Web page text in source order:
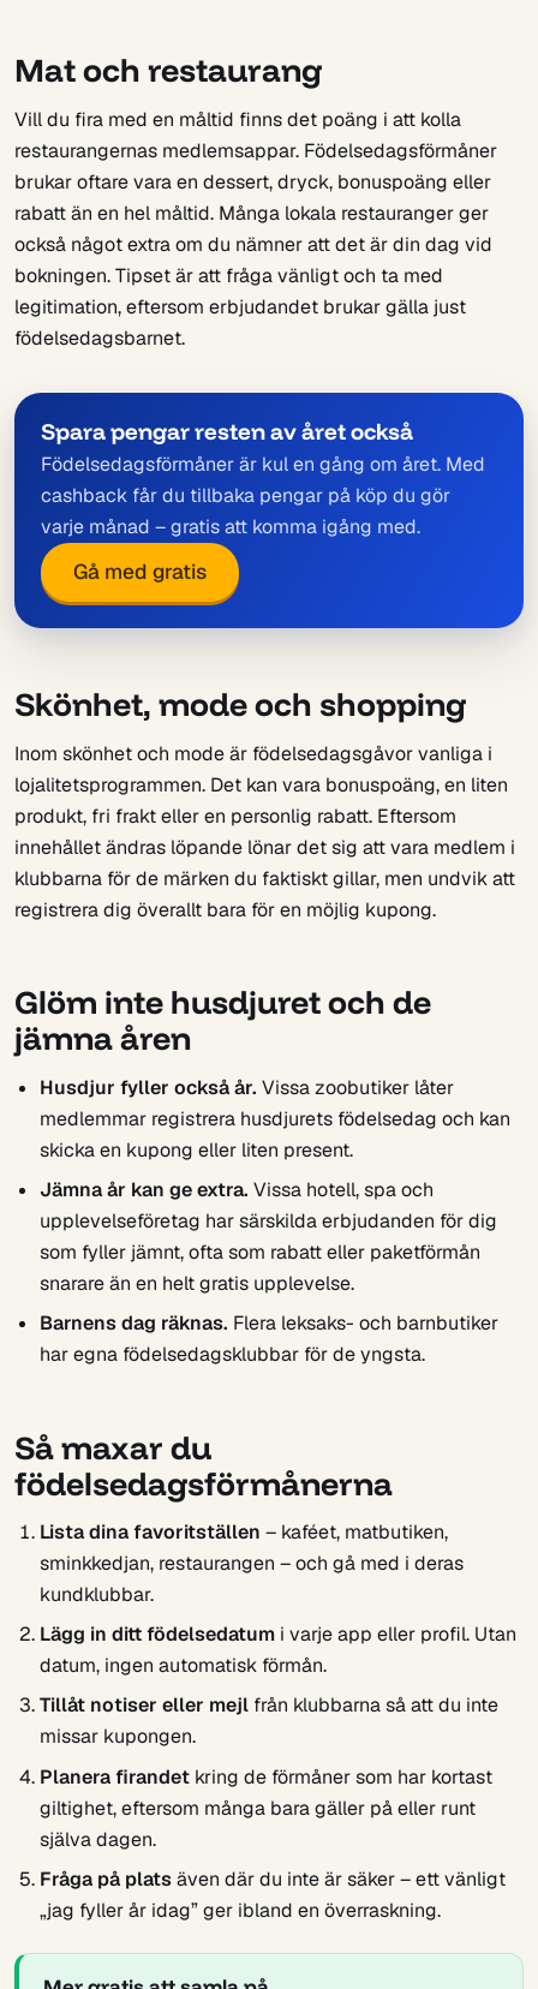
Mat och restaurang
Vill du fira med en måltid finns det poäng i att kolla
restaurangernas medlemsappar. Födelsedagsförmåner
brukar oftare vara en dessert, dryck, bonuspoäng eller
rabatt än en hel måltid. Många lokala restauranger ger
också något extra om du nämner att det är din dag vid
bokningen. Tipset är att fråga vänligt och ta med
legitimation, eftersom erbjudandet brukar gälla just
födelsedagsbarnet.
Spara pengar resten av året också
Födelsedagsförmåner är kul en gång om året. Med
cashback får du tillbaka pengar på köp du gör
varje månad – gratis att komma igång med.
Gå med gratis
Skönhet, mode och shopping
Inom skönhet och mode är födelsedagsgåvor vanliga i
lojalitetsprogrammen. Det kan vara bonuspoäng, en liten
produkt, fri frakt eller en personlig rabatt. Eftersom
innehållet ändras löpande lönar det sig att vara medlem i
klubbarna för de märken du faktiskt gillar, men undvik att
registrera dig överallt bara för en möjlig kupong.
Glöm inte husdjuret och de
jämna åren
Husdjur fyller också år. Vissa zoobutiker låter
medlemmar registrera husdjurets födelsedag och kan
skicka en kupong eller liten present.
Jämna år kan ge extra. Vissa hotell, spa och
upplevelseföretag har särskilda erbjudanden för dig
som fyller jämnt, ofta som rabatt eller paketförmån
snarare än en helt gratis upplevelse.
Barnens dag räknas. Flera leksaks- och barnbutiker
har egna födelsedagsklubbar för de yngsta.
Så maxar du
födelsedagsförmånerna
Lista dina favoritställen – kaféet, matbutiken,
sminkkedjan, restaurangen – och gå med i deras
kundklubbar.
Lägg in ditt födelsedatumi varje app eller profil. Utan
datum, ingen automatisk förmån.
Tillåt notiser eller mejlfrån klubbarna så att du inte
missar kupongen.
Planera firandetkring de förmåner som har kortast
giltighet, eftersom många bara gäller på eller runt
själva dagen.
Fråga på platsäven där du inte är säker – ett vänligt
„jag fyller år idag” ger ibland en överraskning.